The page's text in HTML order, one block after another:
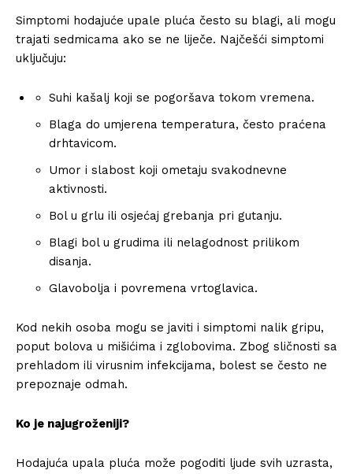
Simptomi hodajuće upale pluća često su blagi, ali mogu
trajati sedmicama ako se ne liječe. Najčešći simptomi
uključuju:
Suhi kašalj koji se pogoršava tokom vremena.
Blaga do umjerena temperatura, često praćena
drhtavicom.
Umor i slabost koji ometaju svakodnevne
aktivnosti.
Bol u grlu ili osjećaj grebanja pri gutanju.
Blagi bol u grudima ili nelagodnost prilikom
disanja.
Glavobolja i povremena vrtoglavica.
Kod nekih osoba mogu se javiti i simptomi nalik gripu,
poput bolova u mišićima i zglobovima. Zbog sličnosti sa
prehladom ili virusnim infekcijama, bolest se često ne
prepoznaje odmah.
Ko je najugroženiji?
Hodajuća upala pluća može pogoditi ljude svih uzrasta,